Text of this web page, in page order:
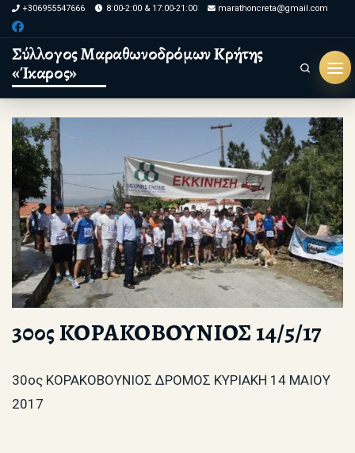
Skip to content
+306955547666 8:00-2:00 & 17:00-21:00 marathoncreta@gmail.com
Σύλλογος Μαραθωνοδρόμων Κρήτης
«Ίκαρος»
Search
30ος ΚΟΡΑΚΟΒΟΥΝΙΟΣ 14/5/17
30ος ΚΟΡΑΚΟΒΟΥΝΙΟΣ ΔΡΟΜΟΣ KYΡIAKH 14 MAIOY
2017